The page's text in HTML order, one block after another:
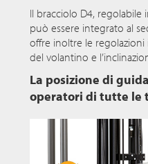
Il bracciolo D4, regolabile
può essere integrato al
offre inoltre le regolazioni
del volantino e
La posizione di
operatori di tutte le